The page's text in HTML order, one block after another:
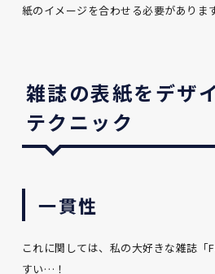
紙のイメージを合わせる必要があります
雑誌の表紙をデザ
テクニック
一貫性
これに関しては、私の大好きな雑誌「
すい…！